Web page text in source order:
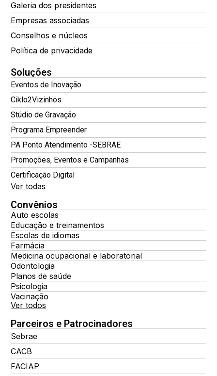
Galeria dos presidentes
Empresas associadas
Conselhos e núcleos
Política de privacidade
Soluções
Eventos de Inovação
Ciklo2Vizinhos
Stúdio de Gravação
Programa Empreender
PA Ponto Atendimento -SEBRAE
Promoções, Eventos e Campanhas
Certificação Digital
Ver todas
Convênios
Auto escolas
Educação e treinamentos
Escolas de idiomas
Farmácia
Medicina ocupacional e laboratorial
Odontologia
Planos de saúde
Psicologia
Vacinação
Ver todos
Parceiros e Patrocinadores
Sebrae
CACB
FACIAP